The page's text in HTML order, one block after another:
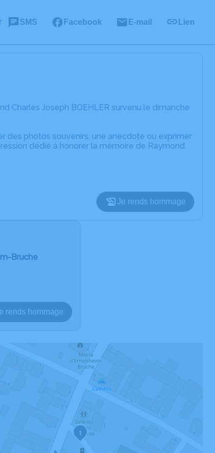
SMS Facebook E-mail Lien
Charles Joseph BOEHLER survenu le dimanche
des photos souvenirs, une anecdote ou exprimer
dédié à honorer la mémoire de Raymond
Je rends hommage
Bruche
rends hommage
1